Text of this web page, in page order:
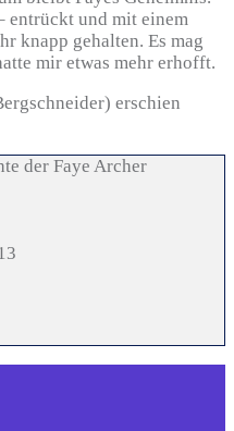
entrückt und mit einem
knapp gehalten. Es mag
mir etwas mehr erhofft.
erschien
der Faye Archer